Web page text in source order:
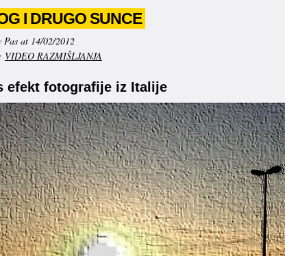
I DRUGO SUNCE
Pas at 14/02/2012
VIDEO RAZMIŠLJANJA
efekt fotografije iz Italije